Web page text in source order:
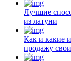
Лучшие
из латуни
Как и какие
продажу